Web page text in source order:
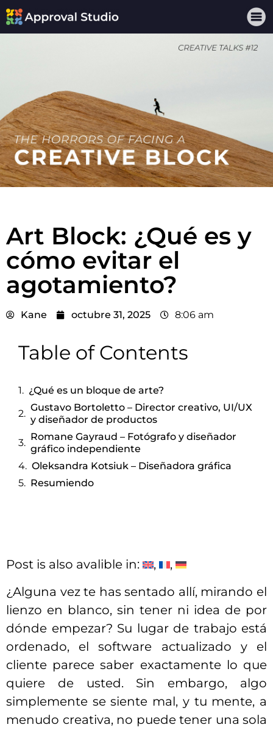
Art Block: ¿Qué es y
cómo evitar el
agotamiento?
Kane octubre 31, 2025 8:06 am
Table of Contents
¿Qué es un bloque de arte?
Gustavo Bortoletto – Director creativo, UI/UX
y diseñador de productos
Romane Gayraud – Fotógrafo y diseñador
gráfico independiente
Oleksandra Kotsiuk – Diseñadora gráfica
Resumiendo
Post is also avalible in:
¿Alguna vez te has sentado allí, mirando el
lienzo en blanco, sin tener ni idea de por
dónde empezar? Su lugar de trabajo está
ordenado, el software actualizado y el
cliente parece saber exactamente lo que
quiere de usted. Sin embargo, algo
simplemente se siente mal, y tu mente, a
menudo creativa, no puede tener una sola